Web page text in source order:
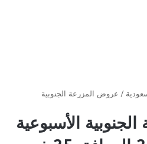
/ عروض المزرعة الجنوبية
الأسبوعية